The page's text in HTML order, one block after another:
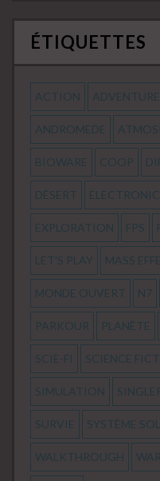
ÉTIQUETTES
ACTION ADVENTURE
ANDROMEDE
BIOWARE COOP
DÉSERT
EXPLORATION FPS
LET'S PLAY MASS
MONDE OUVERT N7
PARKOUR PLANÈTE
SCIE-FI SCIENCE
SIMULATION
SURVIE SYSTÈME
WALKTHROUGH